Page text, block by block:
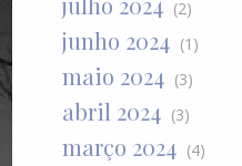
(2)
junho 2024 (1)
maio 2024 (3)
abril 2024 (3)
março 2024 (4)